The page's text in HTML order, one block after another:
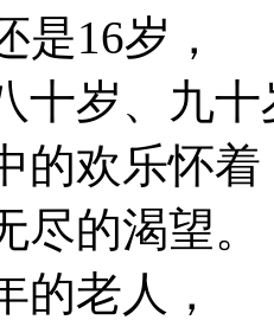
是16岁，
十岁、九十
的欢乐怀着
尽的渴望。
的老人，